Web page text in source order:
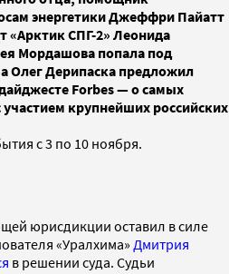
энергетики Джеффри Пайатт
«Арктик СПГ-2» Леонида
Мордашова попала под
Олег Дерипаска предложил
Forbes — о самых
крупнейших российских
с 3 по 10 ноября.
юрисдикции оставил в силе
«Уралхима» Дмитрия
в решении суда. Судьи